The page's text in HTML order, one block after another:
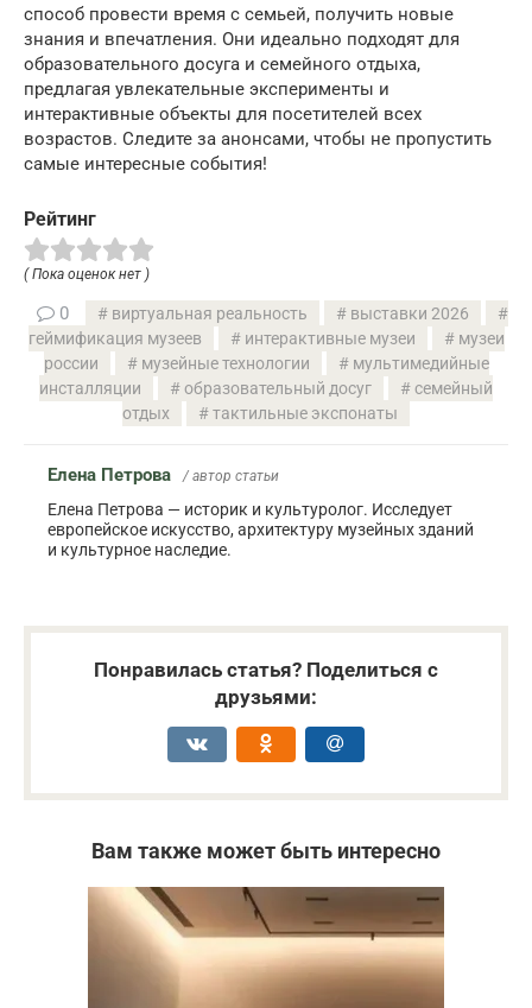
способ провести время с семьей, получить новые
знания и впечатления. Они идеально подходят для
образовательного досуга и семейного отдыха,
предлагая увлекательные эксперименты и
интерактивные объекты для посетителей всех
возрастов. Следите за анонсами, чтобы не пропустить
самые интересные события!
Рейтинг
( Пока оценок нет )
0 виртуальная реальность
выставки 2026
геймификация музеев
интерактивные музеи
музеи
россии
музейные технологии
мультимедийные
инсталляции
образовательный досуг
семейный
отдых
тактильные экспонаты
Елена Петрова / автор статьи
Елена Петрова — историк и культуролог. Исследует
европейское искусство, архитектуру музейных зданий
и культурное наследие.
Понравилась статья? Поделиться с
друзьями:
Вам также может быть интересно